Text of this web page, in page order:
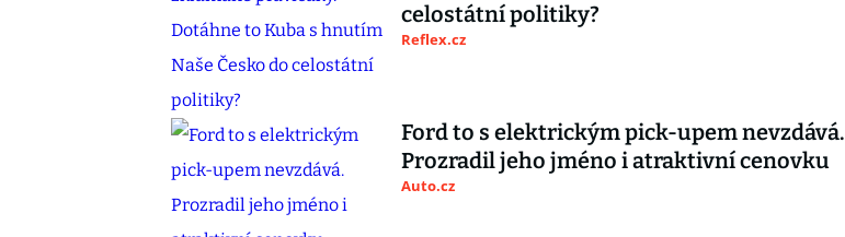
celostátní politiky?
Reflex.cz
Ford to s elektrickým pick-upem nevzdává.
Prozradil jeho jméno i atraktivní cenovku
Auto.cz